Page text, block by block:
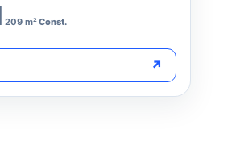
209 m²Const.
↗